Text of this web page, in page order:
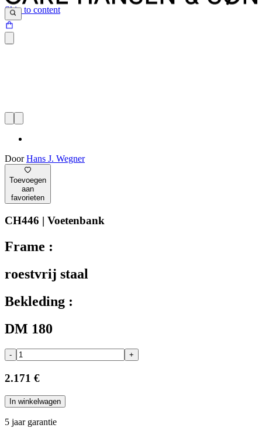
Skip to content
DoorHans J. Wegner
Toevoegen
aan
favorieten
CH446 | Voetenbank
Frame :
roestvrij staal
Bekleding :
DM 180
- +
2.171 €
In winkelwagen
5 jaar garantie